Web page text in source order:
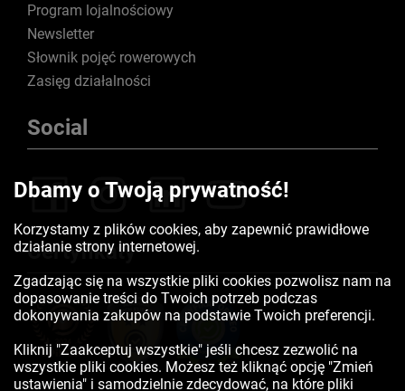
Program lojalnościowy
Newsletter
Słownik pojęć rowerowych
Zasięg działalności
Social
Certyfikaty
Dbamy o Twoją prywatność!
Korzystamy z plików cookies, aby zapewnić prawidłowe
działanie strony internetowej.
Zgadzając się na wszystkie pliki cookies pozwolisz nam na
dopasowanie treści do Twoich potrzeb podczas
dokonywania zakupów na podstawie Twoich preferencji.
Kliknij "Zaakceptuj wszystkie" jeśli chcesz zezwolić na
wszystkie pliki cookies. Możesz też kliknąć opcję "Zmień
ustawienia" i samodzielnie zdecydować, na które pliki